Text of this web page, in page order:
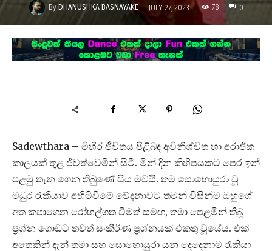
By DHANUSHKA BASNAYAKE - JULY 27, 2023 78 0
Sadewthara – මිහිර ජීවිතය පිළිබඳ අවිනිශ්චිත හා අරාජික
කාලයක් තුළ ජීවත්වෙමින් සිටී. මින් දින කිහිපයකට පෙර ඉන්
පළමු තැන ගෙන තිබුණේ සිය මවයි. තම සොහොයුරා වූ
මධුර රැකියාව අහිමිවීමේ වේදනාවට තමන් විසින්ම ඔහුගේ
අත කපාගෙන රෝහල්ගත වීමත් සමඟ, තමා පෙළමින් තිබූ
ප්‍රශ්න ගොඩට තවත් සංකීර්ණ ප්‍රශ්නයක් එකතු වූයේය. එක්
අතෙකින් දැන් තමා සහ සොහොයුරා යන දෙදෙනාම රැකියා